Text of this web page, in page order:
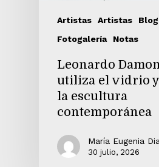
Artistas Artistas
Blog
Fotogalería
Notas
Leonardo
utiliza el vidrio
la escultura
contemporánea
María Eugenia
30 julio, 2026